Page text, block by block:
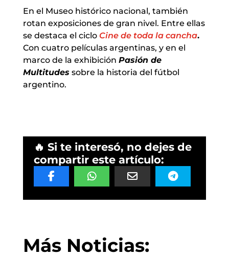
En el Museo histórico nacional, también
rotan exposiciones de gran nivel. Entre ellas
se destaca el ciclo Cine de toda la cancha.
Con cuatro películas argentinas, y en el
marco de la exhibición Pasión de
Multitudes sobre la historia del fútbol
argentino.
🔥 Si te interesó, no dejes de
compartir este artículo:
Más Noticias: